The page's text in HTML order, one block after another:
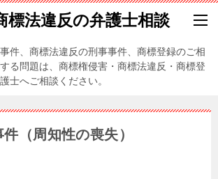
標法違反の弁護士相談
件、商標法違反の刑事事件、商標登録のご相
る問題は、商標権侵害・商標法違反・商標登
士へご相談ください。
（周知性の喪失）